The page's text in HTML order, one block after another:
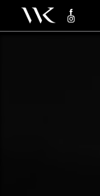
Panneau de gestion des